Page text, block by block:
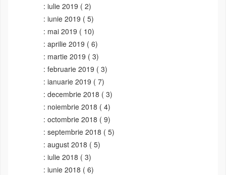
iulie 2019 ( 2)
iunie 2019 ( 5)
mai 2019 ( 10)
aprilie 2019 ( 6)
martie 2019 ( 3)
februarie 2019 ( 3)
ianuarie 2019 ( 7)
decembrie 2018 ( 3)
noiembrie 2018 ( 4)
octombrie 2018 ( 9)
septembrie 2018 ( 5)
august 2018 ( 5)
iulie 2018 ( 3)
iunie 2018 ( 6)